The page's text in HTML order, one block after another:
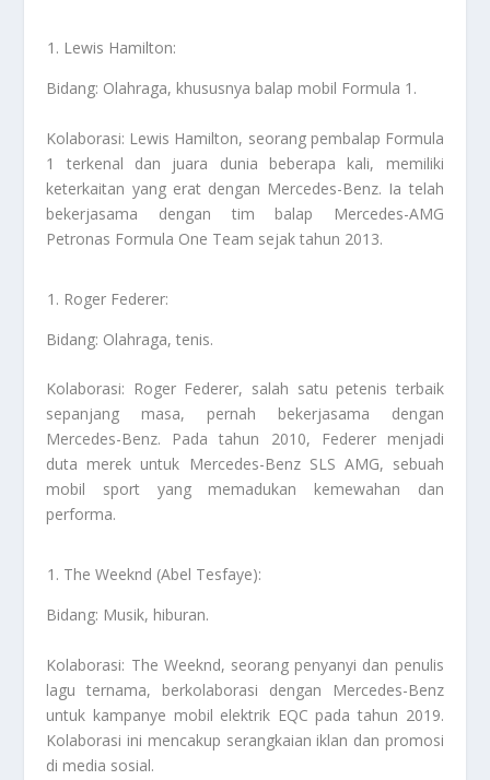
Lewis Hamilton:
Bidang: Olahraga, khususnya balap mobil Formula 1.
Kolaborasi: Lewis Hamilton, seorang pembalap Formula
1 terkenal dan juara dunia beberapa kali, memiliki
keterkaitan yang erat dengan Mercedes-Benz. Ia telah
bekerjasama dengan tim balap Mercedes-AMG
Petronas Formula One Team sejak tahun 2013.
Roger Federer:
Bidang: Olahraga, tenis.
Kolaborasi: Roger Federer, salah satu petenis terbaik
sepanjang masa, pernah bekerjasama dengan
Mercedes-Benz. Pada tahun 2010, Federer menjadi
duta merek untuk Mercedes-Benz SLS AMG, sebuah
mobil sport yang memadukan kemewahan dan
performa.
The Weeknd (Abel Tesfaye):
Bidang: Musik, hiburan.
Kolaborasi: The Weeknd, seorang penyanyi dan penulis
lagu ternama, berkolaborasi dengan Mercedes-Benz
untuk kampanye mobil elektrik EQC pada tahun 2019.
Kolaborasi ini mencakup serangkaian iklan dan promosi
di media sosial.